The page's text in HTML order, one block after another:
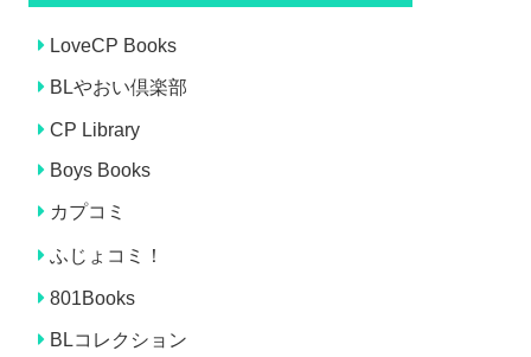
LoveCP Books
BLやおい倶楽部
CP Library
Boys Books
カプコミ
ふじょコミ！
801Books
BLコレクション